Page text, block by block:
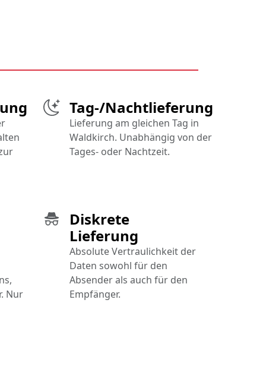
Diskrete
Lieferung
Absolute Vertraulichkeit der
Daten sowohl für den
Absender als auch für den
Empfänger.
Tag-/Nachtlieferung
Lieferung am gleichen Tag in
Waldkirch. Unabhängig von der
Tages- oder Nachtzeit.
Nur